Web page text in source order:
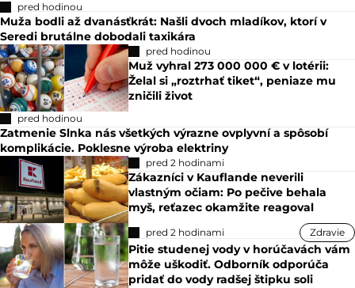
pred hodinou
Muža bodli až dvanásťkrát: Našli dvoch mladíkov, ktorí v
Seredi brutálne dobodali taxikára
pred hodinou
Muž vyhral 273 000 000 € v lotérii:
Želal si „roztrhať tiket“, peniaze mu
zničili život
pred hodinou
Zatmenie Slnka nás všetkých výrazne ovplyvní a spôsobí
komplikácie. Poklesne výroba elektriny
pred 2 hodinami
Zákazníci v Kauflande neverili
vlastným očiam: Po pečive behala
myš, reťazec okamžite reagoval
pred 2 hodinami Zdravie
Pitie studenej vody v horúčavách vám
môže uškodiť. Odborník odporúča
pridať do vody radšej štipku soli